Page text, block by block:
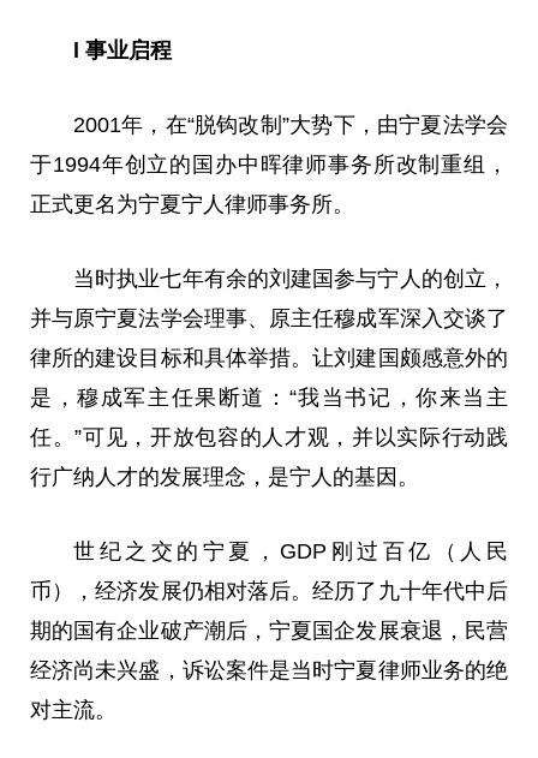
l 事业启程
2001年，在“脱钩改制”大势下，由宁夏法学会
于1994年创立的国办中晖律师事务所改制重组，
正式更名为宁夏宁人律师事务所。
当时执业七年有余的刘建国参与宁人的创立，
并与原宁夏法学会理事、原主任穆成军深入交谈了
律所的建设目标和具体举措。让刘建国 颇感意外的
是，穆成军 主任果断道：“我当书记 ，你来当 主
任。”可见，开放包容的人才观，并以实际行动践
行广纳人才的发展理念，是宁人的基因。
世纪之交的宁夏，GDP刚过百亿（人民
币 ），经济发展仍相对落后。经历了九十年代中后
期的国有企业破产潮后，宁夏国企发展衰退，民营
经济尚未兴盛， 诉讼案件是当时宁夏律师业务的绝
对主流。